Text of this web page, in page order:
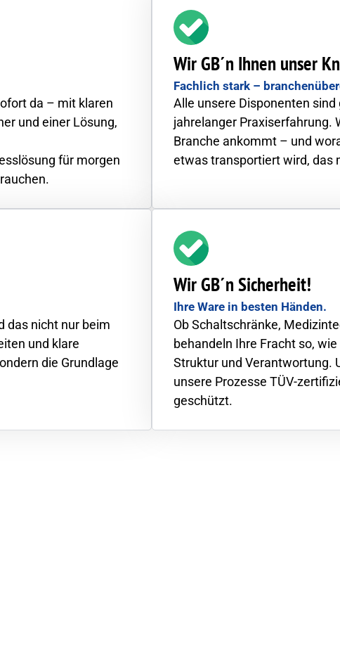
da – mit klaren
und einer Lösung,
für morgen
Wir GB´n Ihnen unser
Fachlich stark –
Alle unsere Disponenten
jahrelanger Praxiserfahrung.
Branche ankommt – und
etwas transportiert wird, das
das nicht nur beim
und klare
die Grundlage
Wir GB´n Sicherheit!
Ihre Ware in besten Händen.
Ob Schaltschränke,
behandeln Ihre Fracht so,
Struktur und Verantwortung.
unsere Prozesse TÜV-
geschützt.